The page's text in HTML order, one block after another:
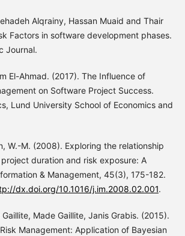
Alqrainy, Hassan Muaid and Thair
Factors in software development phases.
Journal.
El-Ahmad. (2017). The Influence of
on Software Project Success.
Lund University School of Economics and
W.-M. (2008). Exploring the relationship
duration and risk exposure: A
& Management, 45(3), 175-182.
dx.doi.org/10.1016/j.im.2008.02.001.
Made Gaillite, Janis Grabis. (2015).
Management: Application of Bayesian